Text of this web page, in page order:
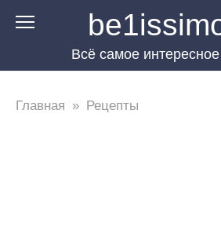
Перейти
Всё самое
Главная » Рецепты